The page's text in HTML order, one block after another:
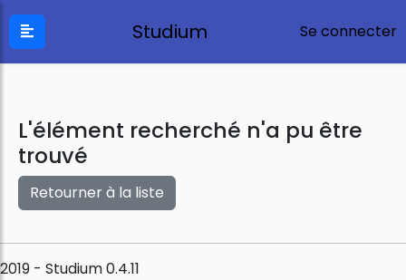
Studium Se connecter
L'élément recherché n'a pu être
trouvé
Retourner à la liste
2019 - Studium 0.4.11